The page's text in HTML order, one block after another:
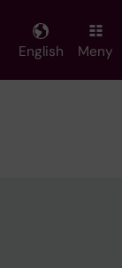
English Meny